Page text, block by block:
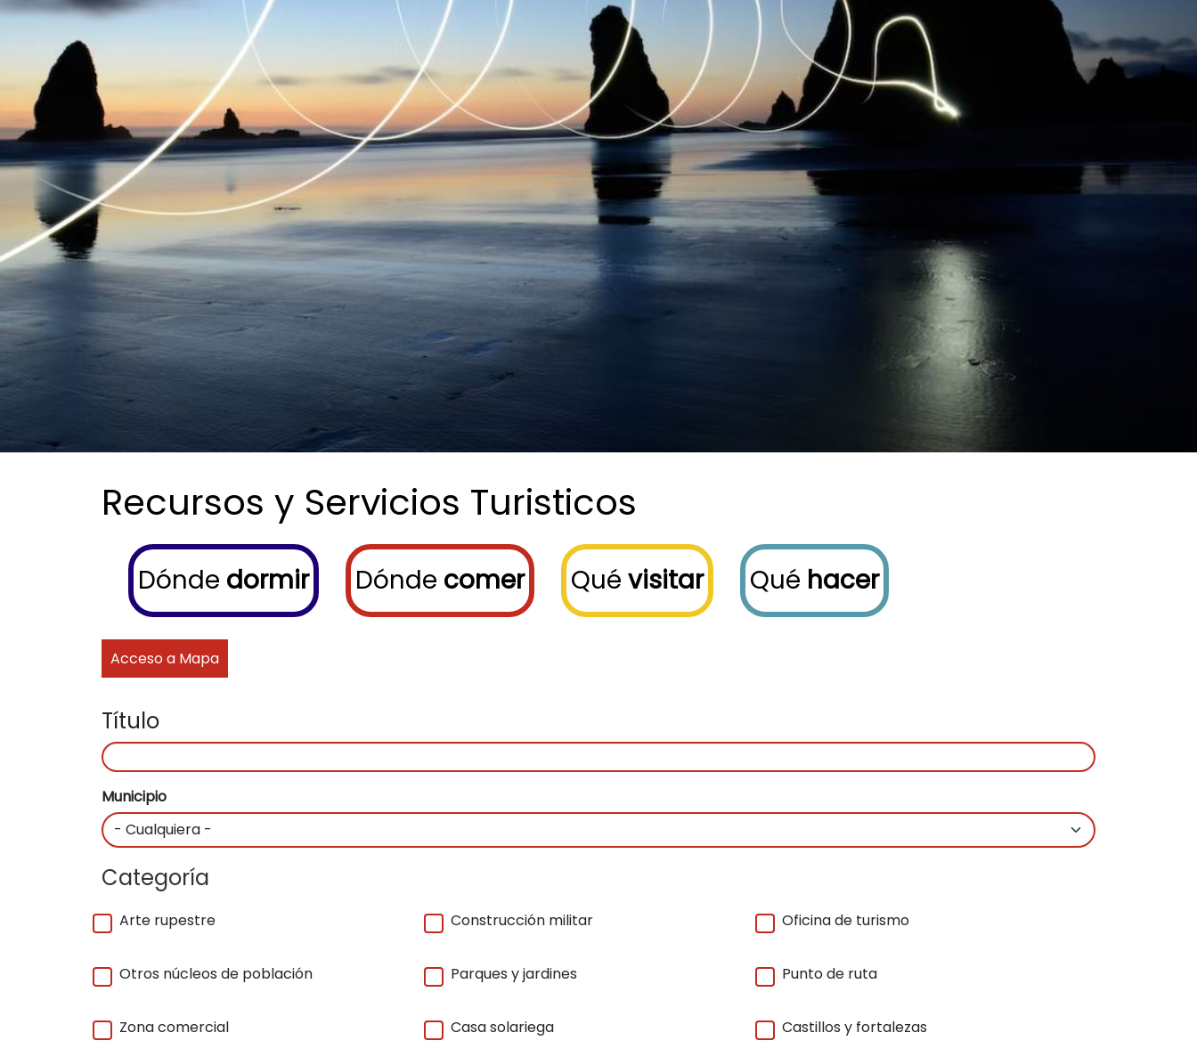
Recursos y Servicios Turisticos
Menu buscador
Dónde dormir Dónde comer Qué visitar Qué hacer
Acceso a Mapa
Título
Municipio
Categoría
Arte rupestre Construcción militar Oficina de turismo
Otros núcleos de población Parques y jardines Punto de ruta
Zona comercial Casa solariega Castillos y fortalezas